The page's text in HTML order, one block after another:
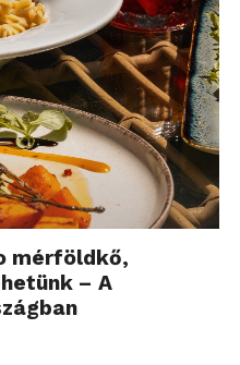
mérföldkő,
– A